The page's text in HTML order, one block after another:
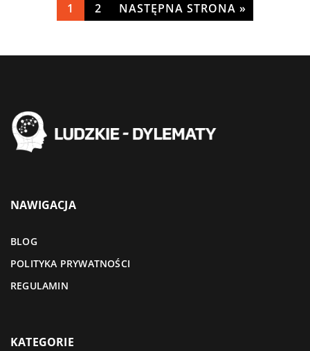
1 2 NASTĘPNA STRONA »
NAWIGACJA
BLOG
POLITYKA PRYWATNOŚCI
REGULAMIN
KATEGORIE